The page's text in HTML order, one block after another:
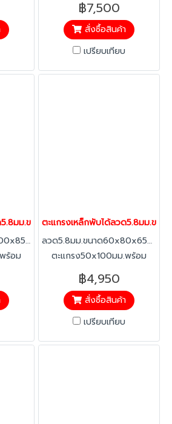
฿7,500
สั่งซื้อสินค้า
เปรียบเทียบ
มม.ขนาด80x100x85cm.800kg แมชพา
ขนาด
ร้อม
ตะแกรงเหล็กพับได้ลวด5.8มม.ขน
ลวด5.8มม.ขนาด
ตะแกรง50x100มม.พร้อม
฿4,950
สั่งซื้อสินค้า
เปรียบเทียบ